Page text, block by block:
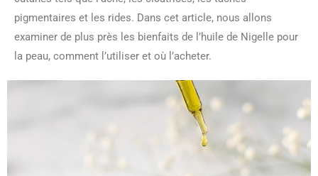
pigmentaires et les rides. Dans cet article, nous allons
examiner de plus près les bienfaits de l’huile de Nigelle pour
la peau, comment l’utiliser et où l’acheter.